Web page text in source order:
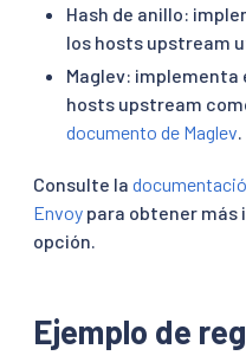
Hash de anillo:
los hosts upstream
Maglev: implementa
hosts upstream
documento de Maglev
Consulte la
Envoy para obtener más
opción.
Ejemplo de